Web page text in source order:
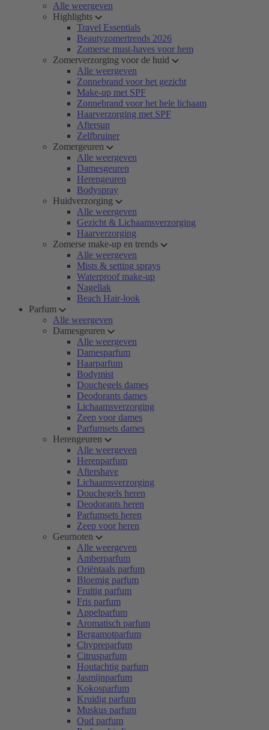
Alle weergeven
Highlights
Travel Essentials
Beautyzomertrends 2026
Zomerse must-haves voor hem
Zomerverzorging voor de huid
Alle weergeven
Zonnebrand voor het gezicht
Make-up met SPF
Zonnebrand voor het hele lichaam
Haarverzorging met SPF
Aftersun
Zelfbruiner
Zomergeuren
Alle weergeven
Damesgeuren
Herengeuren
Bodyspray
Huidverzorging
Alle weergeven
Gezicht & Lichaamsverzorging
Haarverzorging
Zomerse make-up en trends
Alle weergeven
Mists & setting sprays
Waterproof make-up
Nagellak
Beach Hair-look
Parfum
Alle weergeven
Damesgeuren
Alle weergeven
Damesparfum
Haarparfum
Bodymist
Douchegels dames
Deodorants dames
Lichaamsverzorging
Zeep voor dames
Parfumsets dames
Herengeuren
Alle weergeven
Herenparfum
Aftershave
Lichaamsverzorging
Douchegels heren
Deodorants heren
Parfumsets heren
Zeep voor heren
Geurnoten
Alle weergeven
Amberparfum
Oriëntaals parfum
Bloemig parfum
Fruitig parfum
Fris parfum
Appelparfum
Aromatisch parfum
Bergamotparfum
Chypreparfum
Citrusparfum
Houtachtig parfum
Jasmijnparfum
Kokosparfum
Kruidig parfum
Muskus parfum
Oud parfum